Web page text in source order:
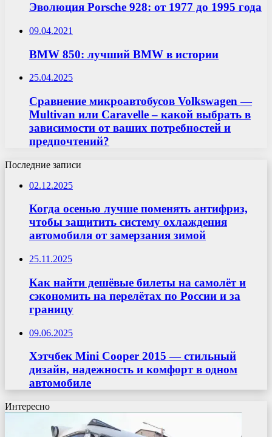
Эволюция Porsche 928: от 1977 до 1995 года
09.04.2021
BMW 850: лучший BMW в истории
25.04.2025
Сравнение микроавтобусов Volkswagen —
Multivan или Caravelle – какой выбрать в
зависимости от ваших потребностей и
предпочтений?
Последние записи
02.12.2025
Когда осенью лучше поменять антифриз,
чтобы защитить систему охлаждения
автомобиля от замерзания зимой
25.11.2025
Как найти дешёвые билеты на самолёт и
сэкономить на перелётах по России и за
границу
09.06.2025
Хэтчбек Mini Cooper 2015 — стильный
дизайн, надежность и комфорт в одном
автомобиле
Интересно